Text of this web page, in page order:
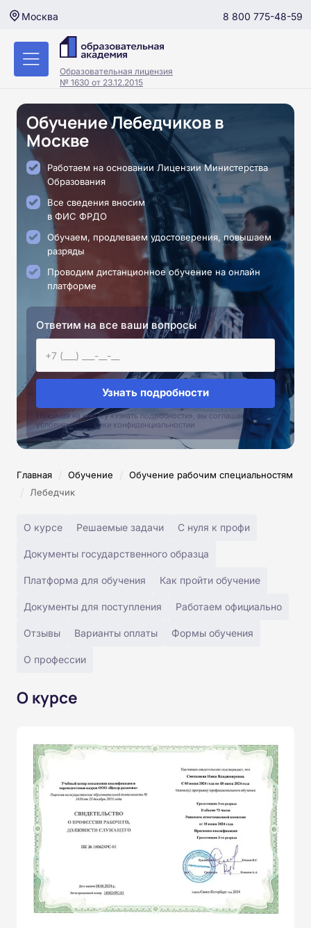
Москва 8 800 775-48-59
Образовательная лицензия
№ 1630 от 23.12.2015
Обучение Лебедчиков в
Москве
Работаем на основании Лицензии Министерства
Образования
Все сведения вносим
в ФИС ФРДО
Обучаем, продлеваем удостоверения, повышаем
разряды
Проводим дистанционное обучение на онлайн
платформе
Ответим на все ваши вопросы
Узнать подробности
Нажимая на кнопку «Узнать подробности», вы соглашаетесь с
условиями политики конфиденциальностии
Главная / Обучение / Обучение рабочим специальностям
/ Лебедчик
О курсе Решаемые задачи С нуля к профи
Документы государственного образца
Платформа для обучения Как пройти обучение
Документы для поступления Работаем официально
Отзывы Варианты оплаты Формы обучения
О профессии
О курсе